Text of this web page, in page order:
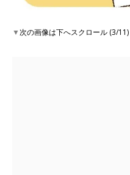
▼次の画像は下へスクロール (3/11)